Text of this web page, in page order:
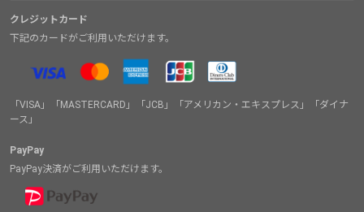
クレジットカード
下記のカードがご利用いただけます。
「VISA」「MASTERCARD」「JCB」「アメリカン・エキスプレス」「ダイナ
ース」
PayPay
PayPay決済がご利用いただけます。